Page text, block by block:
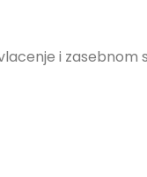
i zasebnom